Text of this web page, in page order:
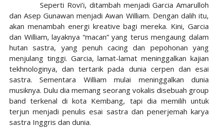
Seperti Rovi’i, ditambah menjadi Garcia Amarulloh
dan Asep Gunawan menjadi Awan William. Dengan dalih itu,
akan menambah energi kreative bagi mereka. Kini, Garcia
dan William, layaknya “macan” yang terus mengaung dalam
hutan sastra, yang penuh cacing dan pepohonan yang
menjulang tinggi. Garcia, lamat-lamat meninggalkan kajian
tekhnologinya, dan tertarik pada dunia cerpen dan esai
sastra. Sementara William mulai meninggalkan dunia
musiknya. Dulu dia memang seorang vokalis disebuah group
band terkenal di kota Kembang, tapi dia memilih untuk
terjun menjadi penulis esai sastra dan penerjemah karya
sastra Inggris dan dunia.